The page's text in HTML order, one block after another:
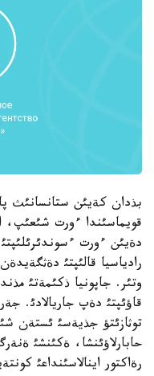
بذدان كةيئن ستانسانئث
قويماسئندا ءورت شئعئپ،
دةيئن ءورت
رادياسيا قالئپتئ
وتئر. جاپونيا ذكئمةتئ
قاؤئپتئ دةپ جاريالادئ.
توثازئتؤ جذيةسئ ئستةن
حابارلاؤئنشا، ةكئنشئ
رةاكتور اينالاسئنداعئ